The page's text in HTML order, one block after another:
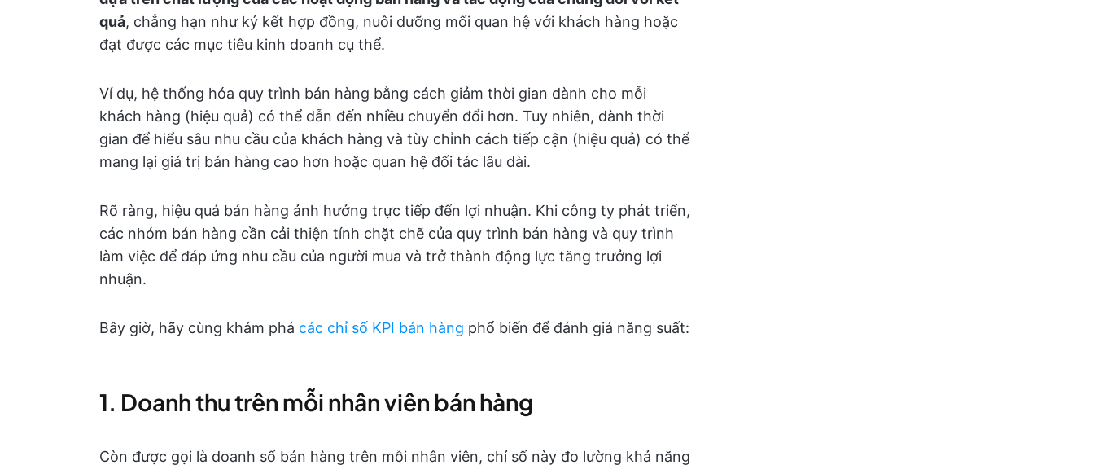
quả, chẳng hạn như ký kết hợp đồng, nuôi dưỡng mối quan hệ với khách hàng hoặc
đạt được các mục tiêu kinh doanh cụ thể.
Ví dụ, hệ thống hóa quy trình bán hàng bằng cách giảm thời gian dành cho mỗi
khách hàng (hiệu quả) có thể dẫn đến nhiều chuyển đổi hơn. Tuy nhiên, dành thời
gian để hiểu sâu nhu cầu của khách hàng và tùy chỉnh cách tiếp cận (hiệu quả) có thể
mang lại giá trị bán hàng cao hơn hoặc quan hệ đối tác lâu dài.
Rõ ràng, hiệu quả bán hàng ảnh hưởng trực tiếp đến lợi nhuận. Khi công ty phát triển,
các nhóm bán hàng cần cải thiện tính chặt chẽ của quy trình bán hàng và quy trình
làm việc để đáp ứng nhu cầu của người mua và trở thành động lực tăng trưởng lợi
nhuận.
Bây giờ, hãy cùng khám phá các chỉ số KPI bán hàng phổ biến để đánh giá năng suất:
1. Doanh thu trên mỗi nhân viên bán hàng
Còn được gọi là doanh số bán hàng trên mỗi nhân viên, chỉ số này đo lường khả năng